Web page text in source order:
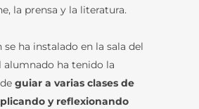
la prensa y la literatura.
se ha instalado en la sala del
alumnado ha tenido la
guiar a varias clases de
y reflexionando